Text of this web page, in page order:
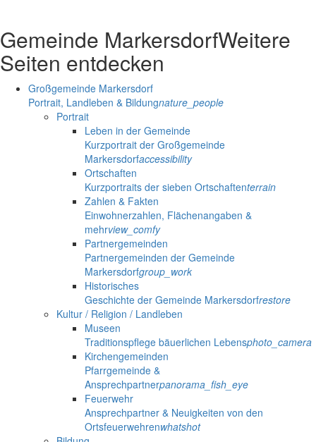
Gemeinde MarkersdorfWeitere
Seiten entdecken
Großgemeinde Markersdorf
Portrait, Landleben & Bildungnature_people
Portrait
Leben in der Gemeinde
Kurzportrait der Großgemeinde
Markersdorfaccessibility
Ortschaften
Kurzportraits der sieben Ortschaftenterrain
Zahlen & Fakten
Einwohnerzahlen, Flächenangaben &
mehrview_comfy
Partnergemeinden
Partnergemeinden der Gemeinde
Markersdorfgroup_work
Historisches
Geschichte der Gemeinde Markersdorfrestore
Kultur / Religion / Landleben
Museen
Traditionspflege bäuerlichen Lebensphoto_camera
Kirchengemeinden
Pfarrgemeinde &
Ansprechpartnerpanorama_fish_eye
Feuerwehr
Ansprechpartner & Neuigkeiten von den
Ortsfeuerwehrenwhatshot